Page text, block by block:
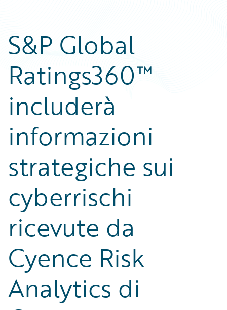
S&P Global
Ratings360™
includerà
informazioni
strategiche sui
cyberrischi
ricevute da
Cyence Risk
Analytics di